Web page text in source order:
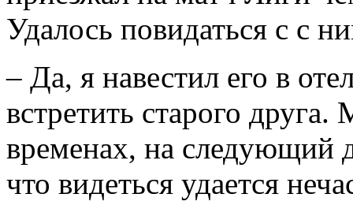
Удалось повидаться с с
– Да, я навестил его в
встретить старого
временах, на следующий
что видеться удается